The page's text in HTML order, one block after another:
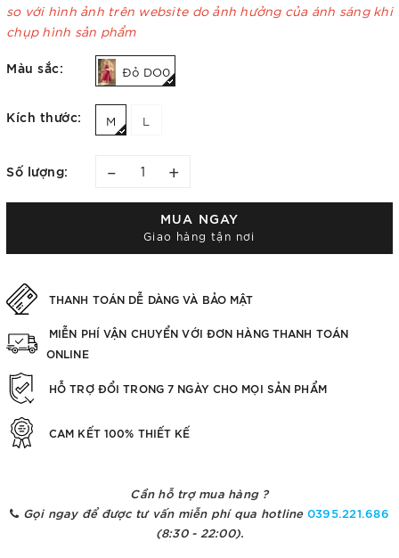
so với hình ảnh trên website do ảnh hưởng của ánh sáng khi
chụp hình sản phẩm
Màu sắc: Đỏ DO0
Kích thước: M L
Số lượng: – +
MUA NGAY
Giao hàng tận nơi
THANH TOÁN DỄ DÀNG VÀ BẢO MẬT
MIỄN PHÍ VẬN CHUYỂN VỚI ĐƠN HÀNG THANH TOÁN
ONLINE
HỖ TRỢ ĐỔI TRONG 7 NGÀY CHO MỌI SẢN PHẨM
CAM KẾT 100% THIẾT KẾ
Cần hỗ trợ mua hàng ?
Gọi ngay để được tư vấn miễn phí qua hotline 0395.221.686
(8:30 - 22:00).